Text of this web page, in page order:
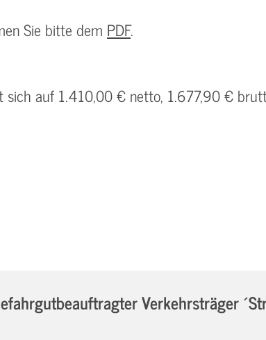
Sie bitte dem PDF.
sich auf 1.410,00 € netto, 1.677,90 €
Verkehrsträger